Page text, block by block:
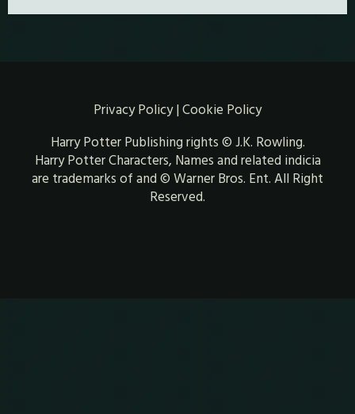
Privacy Policy| Cookie Policy
Harry Potter Publishing rights © J.K. Rowling.
Harry Potter Characters, Names and related indicia
are trademarks of and © Warner Bros. Ent. All Right
Reserved.